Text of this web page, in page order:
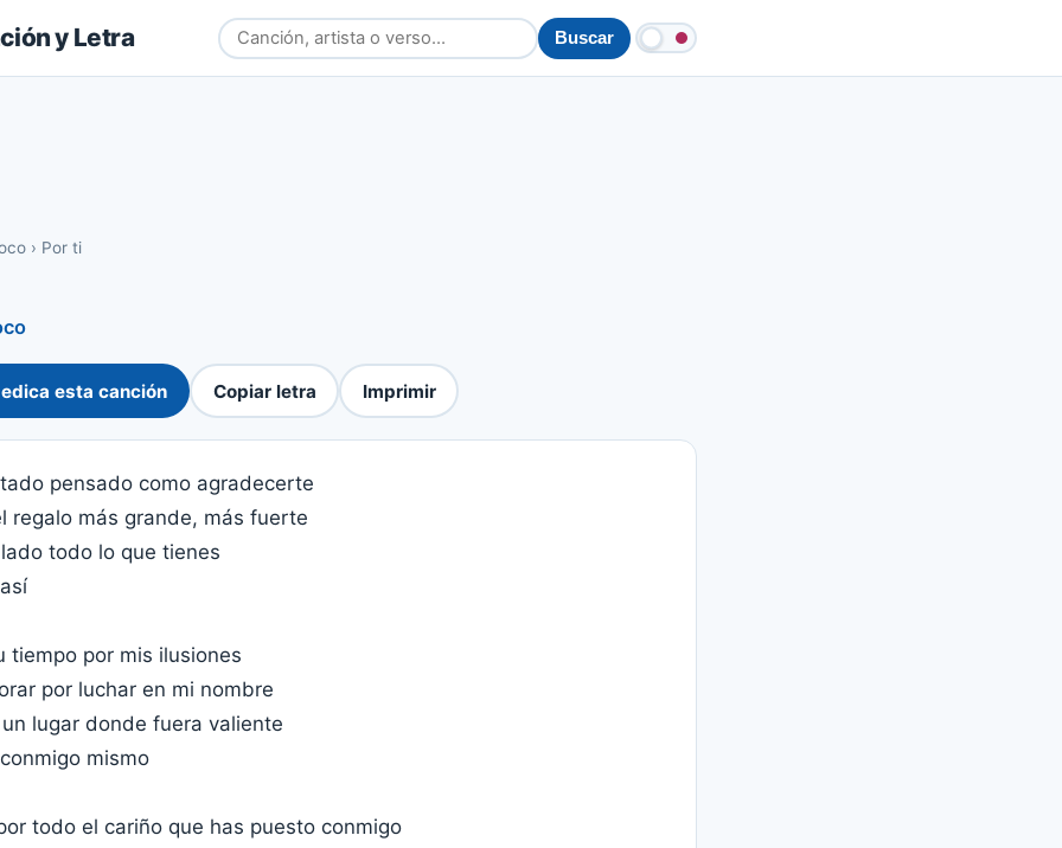
y Letra Buscar
› Por ti
esta canción Copiar letra Imprimir
pensado como agradecerte
regalo más grande, más fuerte
todo lo que tienes
tiempo por mis ilusiones
por luchar en mi nombre
lugar donde fuera valiente
mismo
todo el cariño que has puesto conmigo